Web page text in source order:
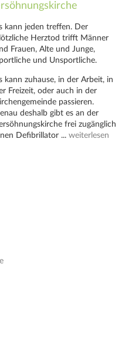
kann jeden treffen. Der
Herztod trifft Männer
Frauen, Alte und Junge,
und Unsportliche.
kann zuhause, in der Arbeit, in
Freizeit, oder auch in der
passieren.
deshalb gibt es an der
frei zugänglich
Defibrillator ...weiterlesen